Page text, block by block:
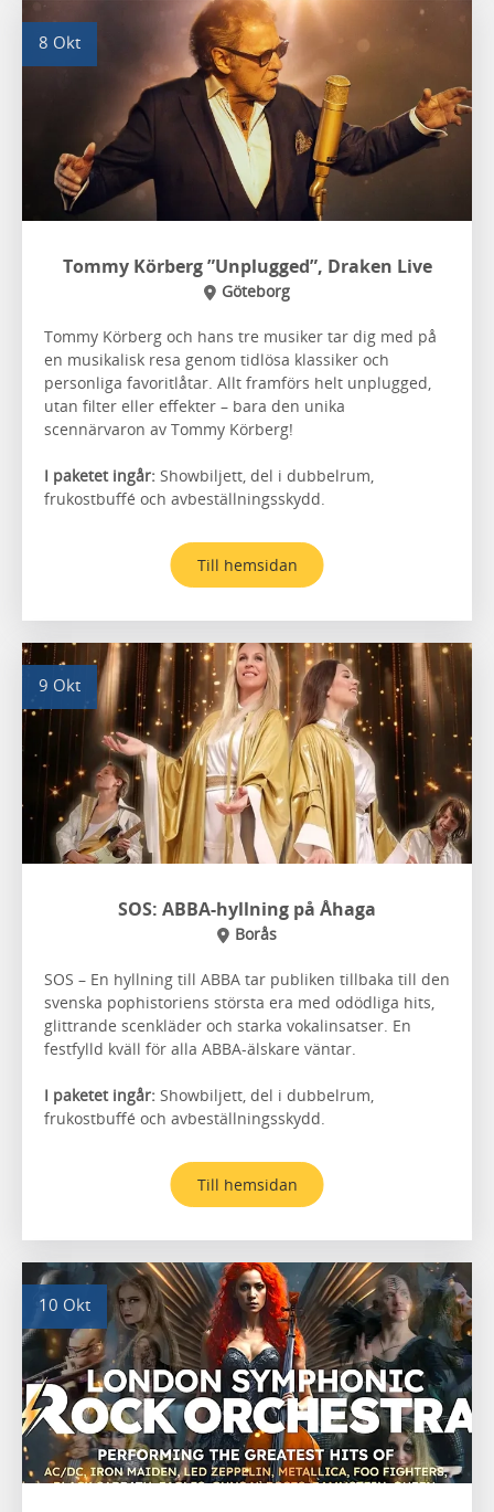
8 Okt
Tommy Körberg ”Unplugged”, Draken Live
Göteborg
Tommy Körberg och hans tre musiker tar dig med på
en musikalisk resa genom tidlösa klassiker och
personliga favoritlåtar. Allt framförs helt unplugged,
utan filter eller effekter – bara den unika
scennärvaron av Tommy Körberg!
I paketet ingår: Showbiljett, del i dubbelrum,
frukostbuffé och avbeställningsskydd.
Till hemsidan
9 Okt
SOS: ABBA-hyllning på Åhaga
Borås
SOS – En hyllning till ABBA tar publiken tillbaka till den
svenska pophistoriens största era med odödliga hits,
glittrande scenkläder och starka vokalinsatser. En
festfylld kväll för alla ABBA-älskare väntar.
I paketet ingår: Showbiljett, del i dubbelrum,
frukostbuffé och avbeställningsskydd.
Till hemsidan
10 Okt